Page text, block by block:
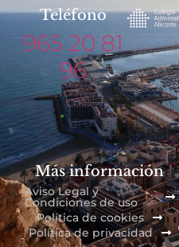
Teléfono
965 20 81
96
Más información
Aviso Legal y
Condiciones de uso
Política de cookies
Política de privacidad